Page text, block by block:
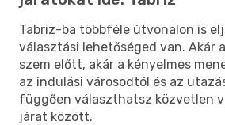
Tabriz-ba többféle útvonalon is
választási lehetőséged van. Akár
szem előtt, akár a kényelmes
az indulási városodtól és az
függően választhatsz közvetlen
járat között.